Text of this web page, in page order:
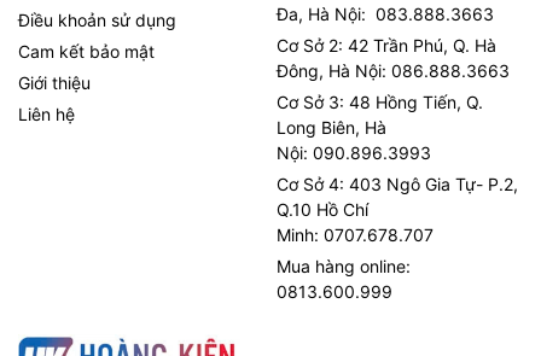
Điều khoản sử dụng
Cam kết bảo mật
Giới thiệu
Liên hệ
Đa, Hà Nội: 083.888.3663
Cơ Sở 2: 42 Trần Phú, Q. Hà
Đông, Hà Nội: 086.888.3663
Cơ Sở 3: 48 Hồng Tiến, Q.
Long Biên, Hà
Nội: 090.896.3993
Cơ Sở 4: 403 Ngô Gia Tự- P.2,
Q.10 Hồ Chí
Minh: 0707.678.707
Mua hàng online:
0813.600.999